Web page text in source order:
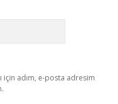
için adım, e-posta adresim